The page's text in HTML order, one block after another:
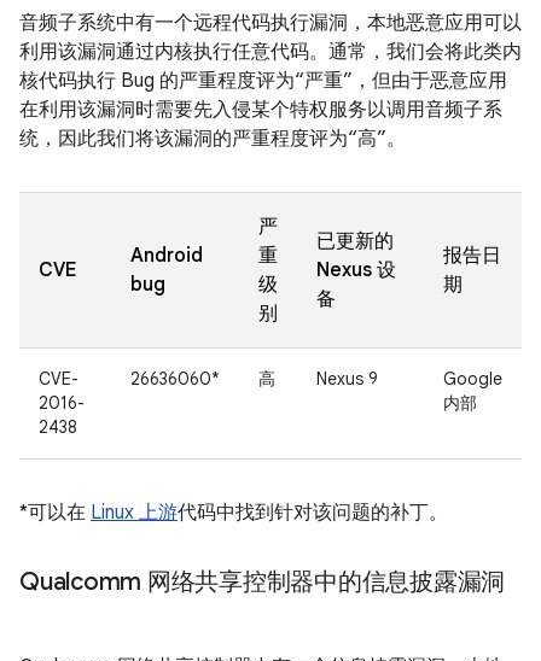
音频子系统中有一个远程代码执行漏洞，本地恶意应用可以
利用该漏洞通过内核执行任意代码。通常，我们会将此类内
核代码执行 Bug 的严重程度评为“严重”，但由于恶意应用
在利用该漏洞时需要先入侵某个特权服务以调用音频子系
统，因此我们将该漏洞的严重程度评为“高”。
CVE
Android
bug
严
重
级
别
已更新的
Nexus 设
备
报告日
期
CVE-
2016-
2438
26636060* 高 Nexus 9
Google
内部
*可以在 Linux 上游代码中找到针对该问题的补丁。
Qualcomm 网络共享控制器中的信息披露漏洞